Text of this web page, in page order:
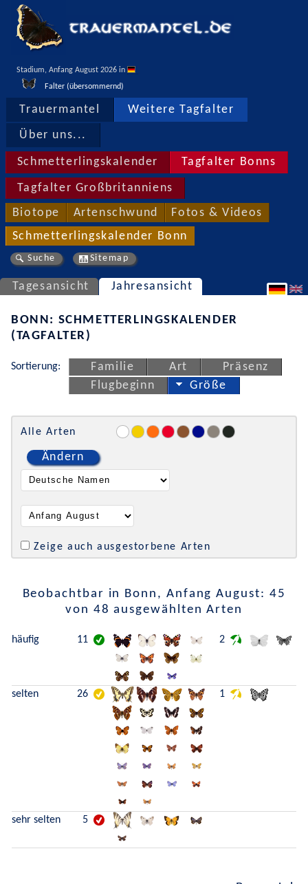
Stadium, Anfang August 2026 in
Falter (übersommernd)
Trauermantel Weitere Tagfalter
Über uns...
Schmetterlingskalender Tagfalter Bonns
Tagfalter Großbritanniens
Biotope Artenschwund Fotos & Videos
Schmetterlingskalender Bonn
Suche Sitemap
Tagesansicht Jahresansicht
BONN: SCHMETTERLINGSKALENDER
(TAGFALTER)
Sortierung: Familie Art
Präsenz
Flugbeginn
Größe
Alle Arten
Ändern
Zeige auch ausgestorbene Arten
Beobachtbar in Bonn, Anfang August: 45
von 48 ausgewählten Arten
häufig 11 2
selten 26 1
sehr selten 5